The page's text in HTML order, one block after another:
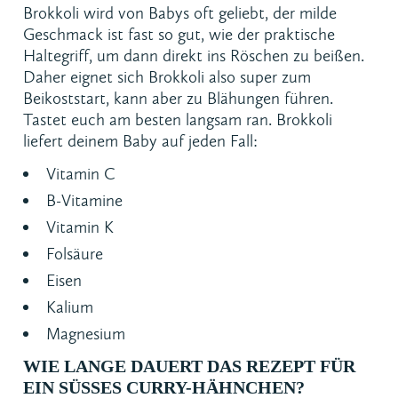
Brokkoli wird von Babys oft geliebt, der milde
Geschmack ist fast so gut, wie der praktische
Haltegriff, um dann direkt ins Röschen zu beißen.
Daher eignet sich Brokkoli also super zum
Beikoststart, kann aber zu Blähungen führen.
Tastet euch am besten langsam ran. Brokkoli
liefert deinem Baby auf jeden Fall:
Vitamin C
B-Vitamine
Vitamin K
Folsäure
Eisen
Kalium
Magnesium
WIE LANGE DAUERT DAS REZEPT FÜR
EIN SÜSSES CURRY-HÄHNCHEN?